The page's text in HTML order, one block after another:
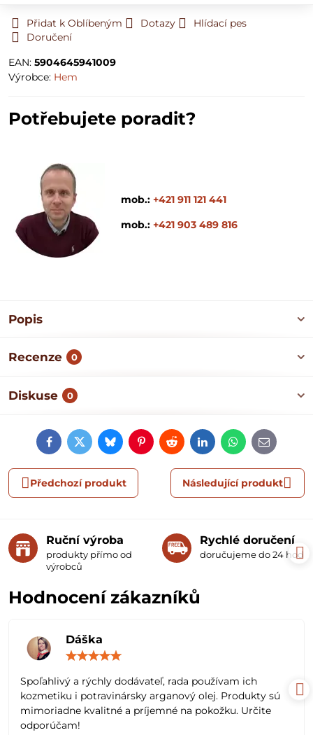
Přidat k Oblíbeným Dotazy
Hlídací pes
Doručení
EAN: 5904645941009
Výrobce: Hem
Potřebujete poradit?
mob.: +421 911 121 441
mob.: +421 903 489 816
Popis
Recenze 0
Diskuse 0
FacebookTwitterBlueskyPinterestRedditLinkedInWhatsApp
E-
mail
Předchozí produkt Následující produkt
Ruční výroba
produkty přímo od
výrobců
Rychlé doručení
doručujeme do 24 hodin
Hodnocení zákazníků
Dáška
5
Spoľahlivý a rýchly dodávateľ, rada používam ich
kozmetiku i potravinársky arganový olej. Produkty sú
mimoriadne kvalitné a príjemné na pokožku. Určite
odporúčam!